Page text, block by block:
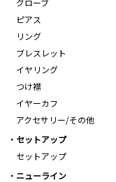
グローブ
ピアス
リング
ブレスレット
イヤリング
つけ襟
イヤーカフ
アクセサリー/その他
セットアップ
セットアップ
ニューライン